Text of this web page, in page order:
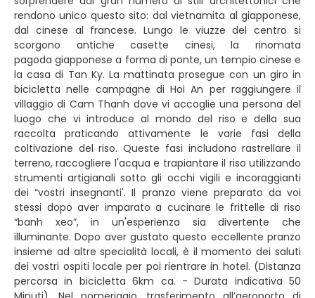
rendono unico questo sito: dal vietnamita al giapponese,
dal cinese al francese. Lungo le viuzze del centro si
scorgono antiche casette cinesi, la rinomata
pagoda giapponese a forma di ponte, un tempio cinese e
la casa di Tan Ky. La mattinata prosegue con un giro in
bicicletta nelle campagne di Hoi An per raggiungere il
villaggio di Cam Thanh dove vi accoglie una persona del
luogo che vi introduce al mondo del riso e della sua
raccolta praticando attivamente le varie fasi della
coltivazione del riso. Queste fasi includono rastrellare il
terreno, raccogliere l'acqua e trapiantare il riso utilizzando
strumenti artigianali sotto gli occhi vigili e incoraggianti
dei “vostri insegnanti'. Il pranzo viene preparato da voi
stessi dopo aver imparato a cucinare le frittelle di riso
“banh xeo”, in un'esperienza sia divertente che
illuminante. Dopo aver gustato questo eccellente pranzo
insieme ad altre specialità locali, è il momento dei saluti
dei vostri ospiti locale per poi rientrare in hotel. (Distanza
percorsa in bicicletta 6km ca. - Durata indicativa 50